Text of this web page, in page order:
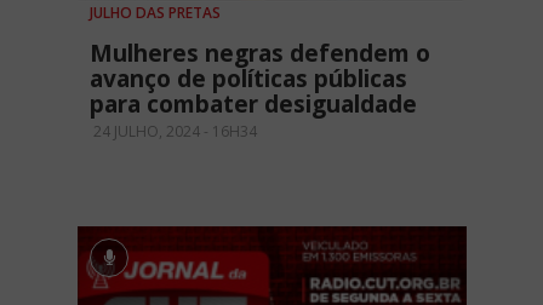
JULHO DAS PRETAS
Mulheres negras defendem o
avanço de políticas públicas
para combater desigualdade
24 JULHO, 2024 - 16H34